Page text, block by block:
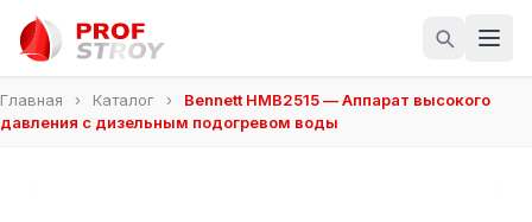
Главная › Каталог ›
Bennett HMB2515 — Аппарат высокого
давления с дизельным подогревом воды